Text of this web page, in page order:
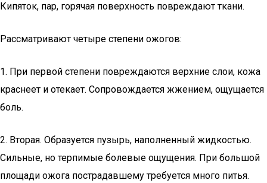
Кипяток, пар, горячая поверхность повреждают ткани.
Рассматривают четыре степени ожогов:
1. При первой степени повреждаются верхние слои, кожа
краснеет и отекает. Сопровождается жжением, ощущается
боль.
2. Вторая. Образуется пузырь, наполненный жидкостью.
Сильные, но терпимые болевые ощущения. При большой
площади ожога пострадавшему требуется много питья.